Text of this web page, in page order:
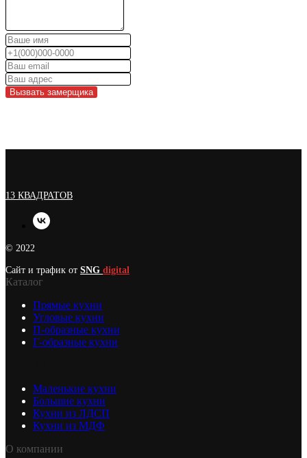
Вызвать замерщика
13 КВАДРАТОВ
© 2022
Сайт и трафик от SNG digital
Каталог
Прямые кухни
Угловые кухни
П-образные кухни
Г-образные кухни
Маленькие кухни
Большие кухни
Кухни из ЛДСП
Кухни из МДФ
О компании